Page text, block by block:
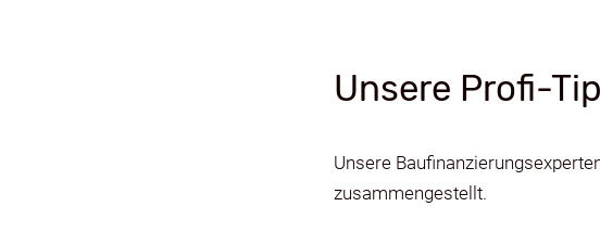
Unsere Profi-
Unsere
zusammengestellt.